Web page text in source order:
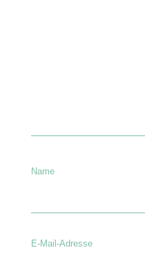
Name
E-Mail-Adresse